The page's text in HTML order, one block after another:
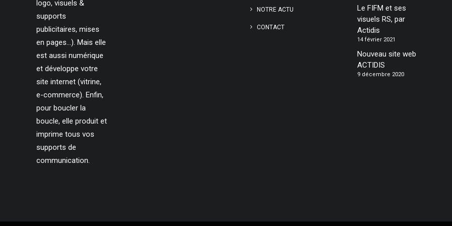
logo, visuels &
supports
publicitaires, mises
en pages…). Mais elle
est aussi numérique
et développe votre
site internet (vitrine,
e-commerce). Enfin,
pour boucler la
boucle, elle produit et
imprime tous vos
supports de
communication.
NOTRE ACTU
CONTACT
Le FIFM et ses
visuels RS, par
Actidis
14 février 2021
Nouveau site web
ACTIDIS
9 décembre 2020